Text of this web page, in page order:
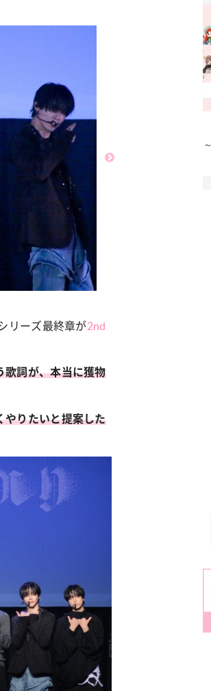
リーズ最終章が2nd
歌詞が、本当に獲物
やりたいと提案した
カルチャー
【Dリーグ】Ray世代注目のプロダンサー
集団♡ 各チームを彩る「イケメンダンサ
ー」特集